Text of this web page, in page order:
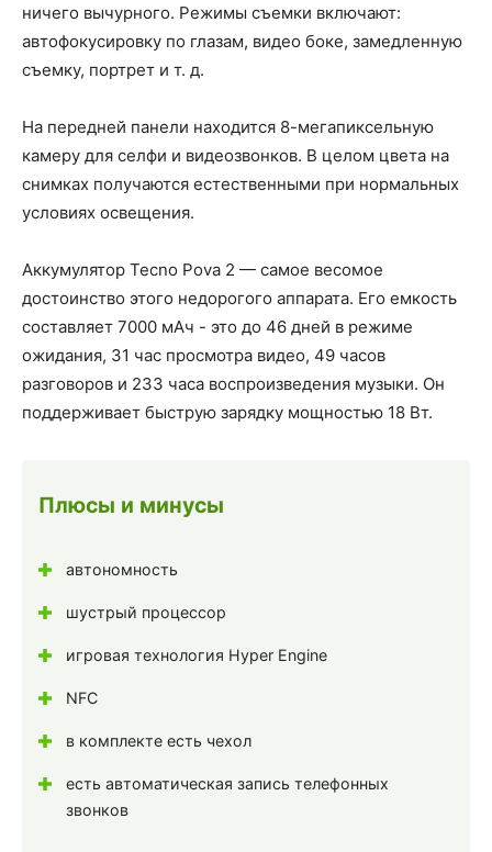
ничего вычурного. Режимы съемки включают:
автофокусировку по глазам, видео боке, замедленную
съемку, портрет и т. д.
На передней панели находится 8-мегапиксельную
камеру для селфи и видеозвонков. В целом цвета на
снимках получаются естественными при нормальных
условиях освещения.
Аккумулятор Tecno Pova 2 — самое весомое
достоинство этого недорогого аппарата. Его емкость
составляет 7000 мАч - это до 46 дней в режиме
ожидания, 31 час просмотра видео, 49 часов
разговоров и 233 часа воспроизведения музыки. Он
поддерживает быструю зарядку мощностью 18 Вт.
Плюсы и минусы
автономность
шустрый процессор
игровая технология Hyper Engine
NFC
в комплекте есть чехол
есть автоматическая запись телефонных
звонков